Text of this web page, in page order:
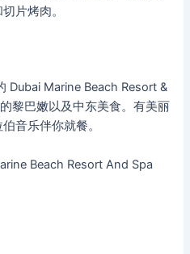
片烤肉。
Marine Beach Resort &
黎巴嫩以及中东美食。有美丽
音乐伴你就餐。
Beach Resort And Spa